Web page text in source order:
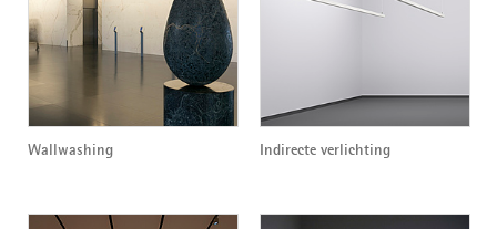
Wallwashing Indirecte verlichting